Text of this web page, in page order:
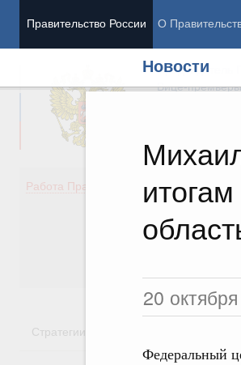
Правительство России О
Новости
20
Федеральный
Председатель
Вице-премьеры
Работа Правительства
Стратегии